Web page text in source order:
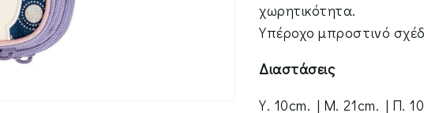
χωρητικότητα.
Υπέροχο μπροστινό
Διαστάσεις
Υ. 10cm. | Μ. 21cm. | Π.